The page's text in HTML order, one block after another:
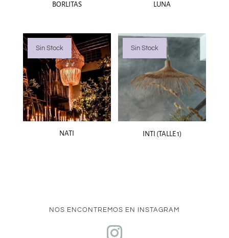
BORLITAS LUNA
Sin Stock
NATI
Sin Stock
INTI (TALLE 1)
NOS ENCONTREMOS EN INSTAGRAM